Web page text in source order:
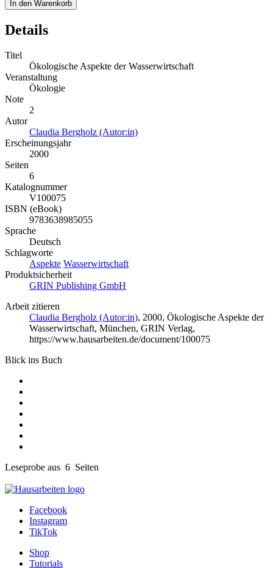
In den Warenkorb
Details
Titel
Ökologische Aspekte der Wasserwirtschaft
Veranstaltung
Ökologie
Note
2
Autor
Claudia Bergholz (Autor:in)
Erscheinungsjahr
2000
Seiten
6
Katalognummer
V100075
ISBN (eBook)
9783638985055
Sprache
Deutsch
Schlagworte
Aspekte Wasserwirtschaft
Produktsicherheit
GRIN Publishing GmbH
Arbeit zitieren
Claudia Bergholz (Autor:in), 2000, Ökologische Aspekte der
Wasserwirtschaft, München, GRIN Verlag,
https://www.hausarbeiten.de/document/100075
Blick ins Buch
Leseprobe aus 6 Seiten
Facebook
Instagram
TikTok
Shop
Tutorials